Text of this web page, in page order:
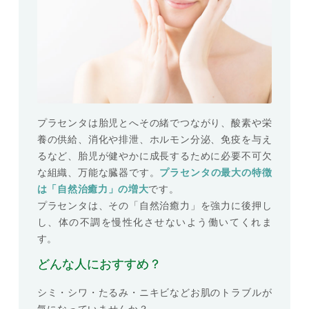
プラセンタは胎児とへその緒でつながり、酸素や栄
養の供給、消化や排泄、ホルモン分泌、免疫を与え
るなど、胎児が健やかに成長するために必要不可欠
な組織、万能な臓器です。 プラセンタの最大の特徴
は「自然治癒力」の増大です。
プラセンタは、その「自然治癒力」を強力に後押し
し、体の不調を慢性化させないよう働いてくれま
す。
どんな人におすすめ？
シミ・シワ・たるみ・ニキビなどお肌のトラブルが